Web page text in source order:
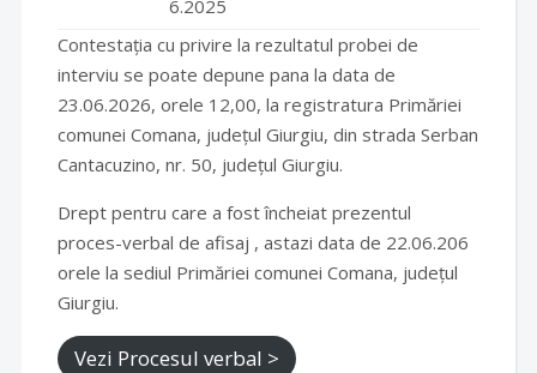
6.2025
Contestația cu privire la rezultatul probei de
interviu se poate depune pana la data de
23.06.2026, orele 12,00, la registratura Primăriei
comunei Comana, județul Giurgiu, din strada Serban
Cantacuzino, nr. 50, județul Giurgiu.
Drept pentru care a fost încheiat prezentul
proces-verbal de afisaj , astazi data de 22.06.206
orele la sediul Primăriei comunei Comana, județul
Giurgiu.
Vezi Procesul verbal >